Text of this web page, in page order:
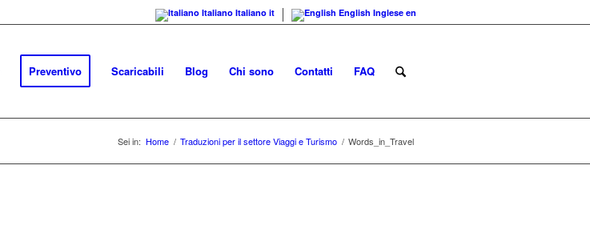
Italiano Italiano it English Inglese en
Preventivo Scaricabili Blog Chi sono Contatti FAQ
Sei in: Home / Traduzioni per il settore Viaggi e Turismo / Words_in_Travel